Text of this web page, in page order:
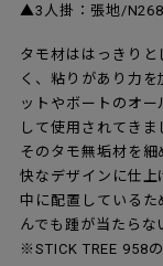
▲3人掛：張地/N268
タモ材ははっきり
く、粘りがあり力
ットやボートのオ
して使用されてきま
そのタモ無垢材を
快なデザインに仕
中に配置している
んでも踵が当たらな
※STICK TREE 958